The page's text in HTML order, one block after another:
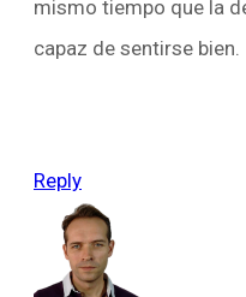
mismo tiempo que la
capaz de sentirse bien.
Reply